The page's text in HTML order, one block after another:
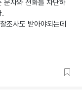
문자와 전화를 차단하
.
조사도 받아야되는데